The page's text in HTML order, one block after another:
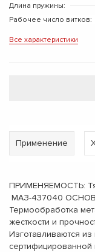
Длина пружины:
Рабочее число витков:
Все характеристики
Применение
ПРИМЕНЯЕМОСТЬ:
МАЗ-437040
Термообработка
жесткости и
Изготавливаются